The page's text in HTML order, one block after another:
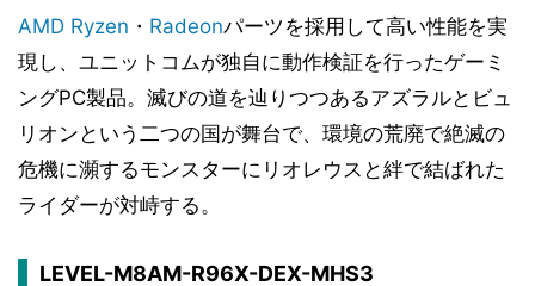
AMD Ryzen ・ Radeonパーツを採用して高い性能を実
現し、ユニットコムが独自に動作検証を行ったゲーミ
ングPC製品。滅びの道を辿りつつあるアズラルとビュ
リオンという二つの国が舞台で、環境の荒廃で絶滅の
危機に瀕するモンスターにリオレウスと絆で結ばれた
ライダーが対峙する。
LEVEL-M8AM-R96X-DEX-MHS3